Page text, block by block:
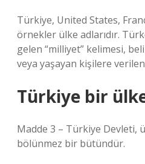
Türkiye, United States,
örnekler ülke adlarıdır.
gelen “milliyet” kelimesi,
veya yaşayan kişilere
Türkiye bir
Madde 3 – Türkiye Devleti,
bölünmez bir bütündür.